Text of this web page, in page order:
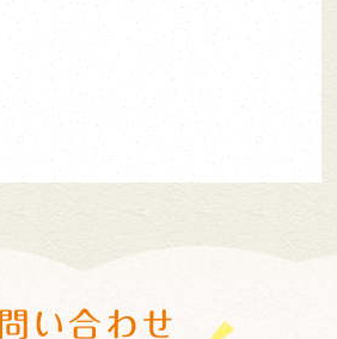
い合わせ